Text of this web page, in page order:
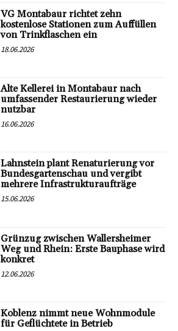
VG Montabaur richtet zehn
kostenlose Stationen zum Auffüllen
von Trinkflaschen ein
18.06.2026
Alte Kellerei in Montabaur nach
umfassender Restaurierung wieder
nutzbar
16.06.2026
Lahnstein plant Renaturierung vor
Bundesgartenschau und vergibt
mehrere Infrastrukturaufträge
15.06.2026
Grünzug zwischen Wallersheimer
Weg und Rhein: Erste Bauphase wird
konkret
12.06.2026
Koblenz nimmt neue Wohnmodule
für Geflüchtete in Betrieb